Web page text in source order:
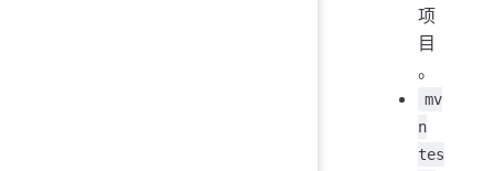
项
目
。
mv
n
tes